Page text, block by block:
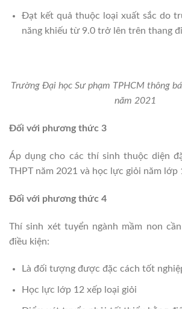
Đạt kết quả thuộc loại xuất sắc do
năng khiếu từ 9.0 trở lên trên thang
Trường Đại học Sư phạm TPHCM thông
năm 2021
Đối với phương thức 3
Áp dụng cho các thí sinh thuộc diện
THPT năm 2021 và học lực giỏi năm lớp
Đối với phương thức 4
Thí sinh xét tuyển ngành mầm non
điều kiện:
Là đối tượng được đặc cách tốt
Học lực lớp 12 xếp loại giỏi